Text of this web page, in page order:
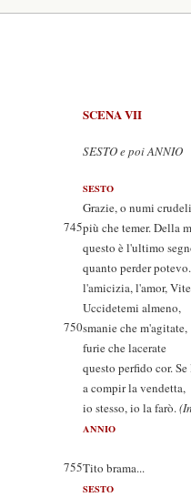
SCENA VII
SESTO e poi ANNIO
SESTO
Grazie, o numi
745più che temer. Della
questo è l'ultimo
quanto perder
l'amicizia, l'amor,
Uccidetemi almeno,
750smanie che m'agitate,
furie che lacerate
questo perfido cor.
a compir la vendetta,
io stesso, io la farò.
ANNIO
Sesto,
755Tito brama...
SESTO